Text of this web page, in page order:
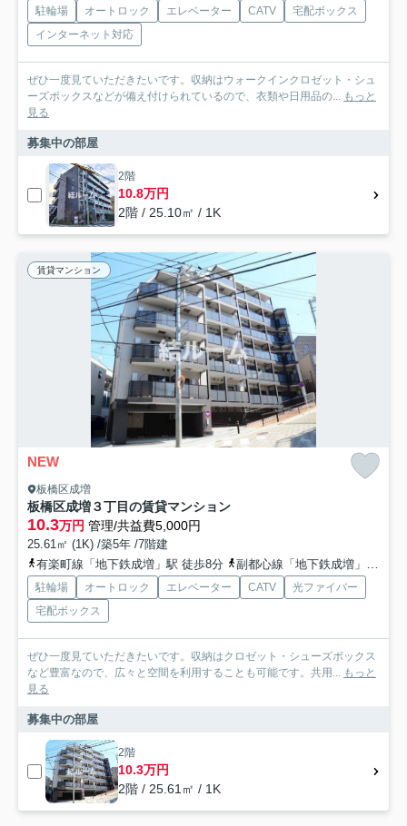
駐輪場 オートロック エレベーター CATV
宅配ボックス
インターネット対応
ぜひ一度見ていただきたいです。収納はウォークインクロゼット・シュ
ーズボックスなどが備え付けられているので、衣類や日用品の... もっと
見る
募集中の部屋
2階
10.8万円
2階 / 25.10㎡ / 1K
賃貸マンション
NEW
板橋区成増
板橋区成増３丁目の賃貸マンション
10.3万円 管理/共益費5,000円
25.61㎡ (1K) /築5年 /7階建
有楽町線「地下鉄成増」駅 徒歩8分
副都心線「地下鉄成増」駅 徒歩8分
駐輪場 オートロック エレベーター CATV
光ファイバー
宅配ボックス
ぜひ一度見ていただきたいです。収納はクロゼット・シューズボックス
など豊富なので、広々と空間を利用することも可能です。共用... もっと
見る
募集中の部屋
2階
10.3万円
2階 / 25.61㎡ / 1K